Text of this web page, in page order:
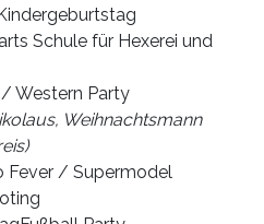
Schule für Hexerei und
Western Party
Weihnachtsmann
Fever / Supermodel